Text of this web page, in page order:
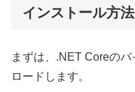
インストール方法
まずは、.NET Coreの
ロードします。